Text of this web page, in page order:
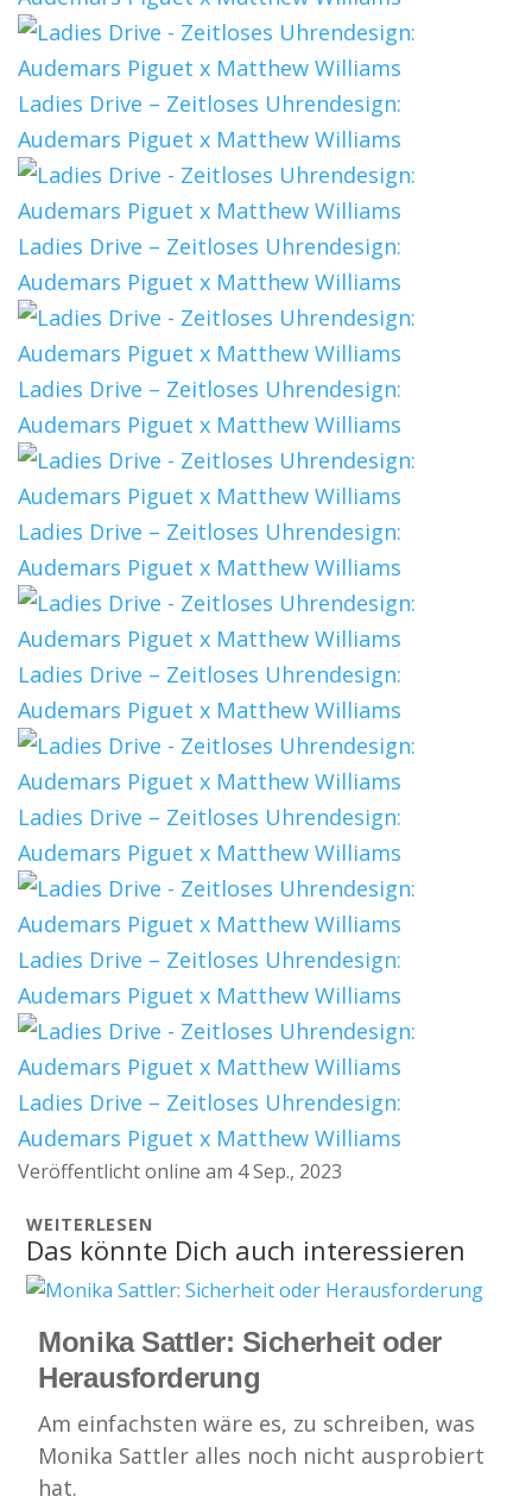
Ladies Drive – Zeitloses Uhrendesign:
Audemars Piguet x Matthew Williams
Ladies Drive – Zeitloses Uhrendesign:
Audemars Piguet x Matthew Williams
Ladies Drive – Zeitloses Uhrendesign:
Audemars Piguet x Matthew Williams
Ladies Drive – Zeitloses Uhrendesign:
Audemars Piguet x Matthew Williams
Ladies Drive – Zeitloses Uhrendesign:
Audemars Piguet x Matthew Williams
Ladies Drive – Zeitloses Uhrendesign:
Audemars Piguet x Matthew Williams
Ladies Drive – Zeitloses Uhrendesign:
Audemars Piguet x Matthew Williams
Ladies Drive – Zeitloses Uhrendesign:
Audemars Piguet x Matthew Williams
Veröffentlicht online am 4 Sep., 2023
WEITERLESEN
Das könnte Dich auch interessieren
Monika Sattler: Sicherheit oder
Herausforderung
Am einfachsten wäre es, zu schreiben, was
Monika Sattler alles noch nicht ausprobiert
hat.